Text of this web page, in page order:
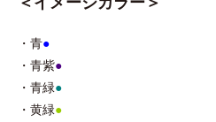
・青●
・青紫●
・青緑●
・黄緑●